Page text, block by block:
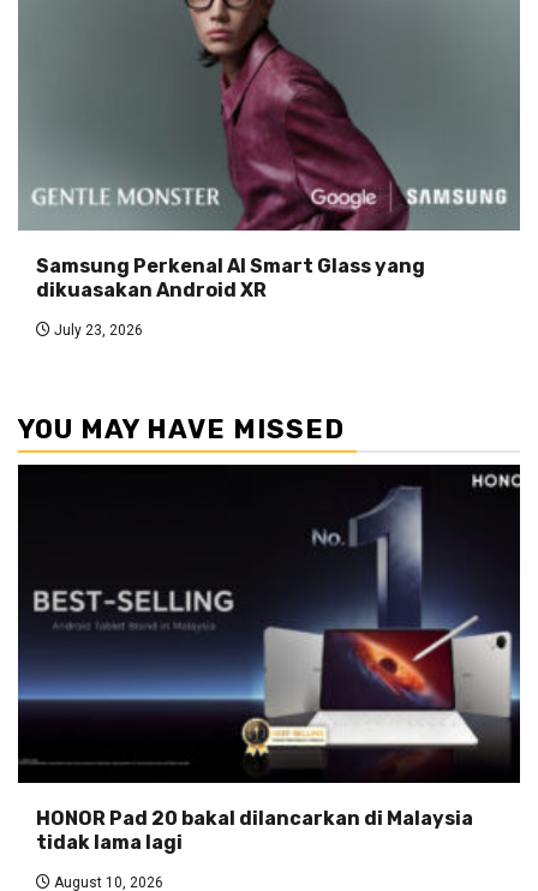
Samsung Perkenal AI Smart Glass yang
dikuasakan Android XR
July 23, 2026
YOU MAY HAVE MISSED
HONOR Pad 20 bakal dilancarkan di Malaysia
tidak lama lagi
August 10, 2026